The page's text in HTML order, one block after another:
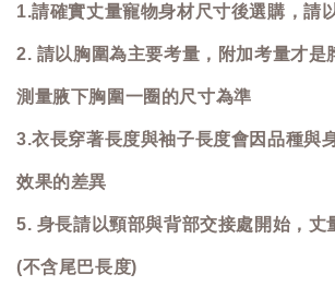
1.請確實丈量寵物身材尺寸後選購，請
2. 請以胸圍為主要考量，附加考量才是
測量腋下胸圍一圈的尺寸為準
3.衣長穿著長度與袖子長度會因品種與
效果的差異
5. 身長請以頸部與背部交接處開始，丈
(不含尾巴長度)